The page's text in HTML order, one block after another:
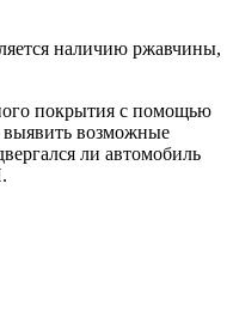
наличию ржавчины,
покрытия с помощью
выявить возможные
ли автомобиль